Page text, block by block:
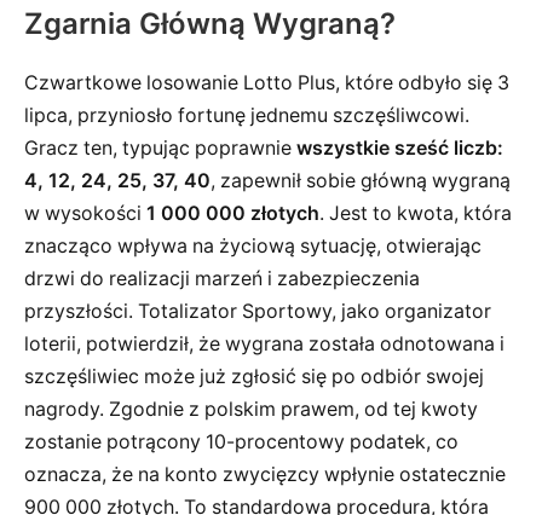
Zgarnia Główną Wygraną?
Czwartkowe losowanie Lotto Plus, które odbyło się 3
lipca, przyniosło fortunę jednemu szczęśliwcowi.
Gracz ten, typując poprawnie wszystkie sześć liczb:
4, 12, 24, 25, 37, 40, zapewnił sobie główną wygraną
w wysokości 1 000 000 złotych. Jest to kwota, która
znacząco wpływa na życiową sytuację, otwierając
drzwi do realizacji marzeń i zabezpieczenia
przyszłości. Totalizator Sportowy, jako organizator
loterii, potwierdził, że wygrana została odnotowana i
szczęśliwiec może już zgłosić się po odbiór swojej
nagrody. Zgodnie z polskim prawem, od tej kwoty
zostanie potrącony 10-procentowy podatek, co
oznacza, że na konto zwycięzcy wpłynie ostatecznie
900 000 złotych. To standardowa procedura, która